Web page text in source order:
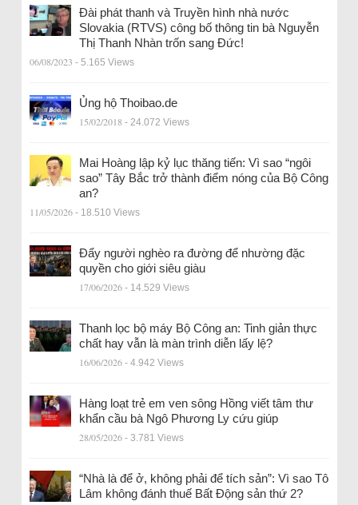
Đài phát thanh và Truyền hình nhà nước
Slovakia (RTVS) công bố thông tin bà Nguyễn
Thị Thanh Nhàn trốn sang Đức!
06/08/2023 - 5.165 Views
Ủng hộ Thoibao.de
15/02/2018 - 24.072 Views
Mai Hoàng lập kỷ lục thăng tiến: Vì sao “ngôi
sao” Tây Bắc trở thành điểm nóng của Bộ Công
an?
11/05/2026 - 18.510 Views
Đẩy người nghèo ra đường để nhường đặc
quyền cho giới siêu giàu
17/06/2026 - 14.529 Views
Thanh lọc bộ máy Bộ Công an: Tinh giản thực
chất hay vẫn là màn trình diễn lấy lệ?
16/06/2026 - 4.942 Views
Hàng loạt trẻ em ven sông Hồng viết tâm thư
khẩn cầu bà Ngô Phương Ly cứu giúp
28/05/2026 - 3.781 Views
“Nhà là để ở, không phải để tích sản”: Vì sao Tô
Lâm không đánh thuế Bất Động sản thứ 2?